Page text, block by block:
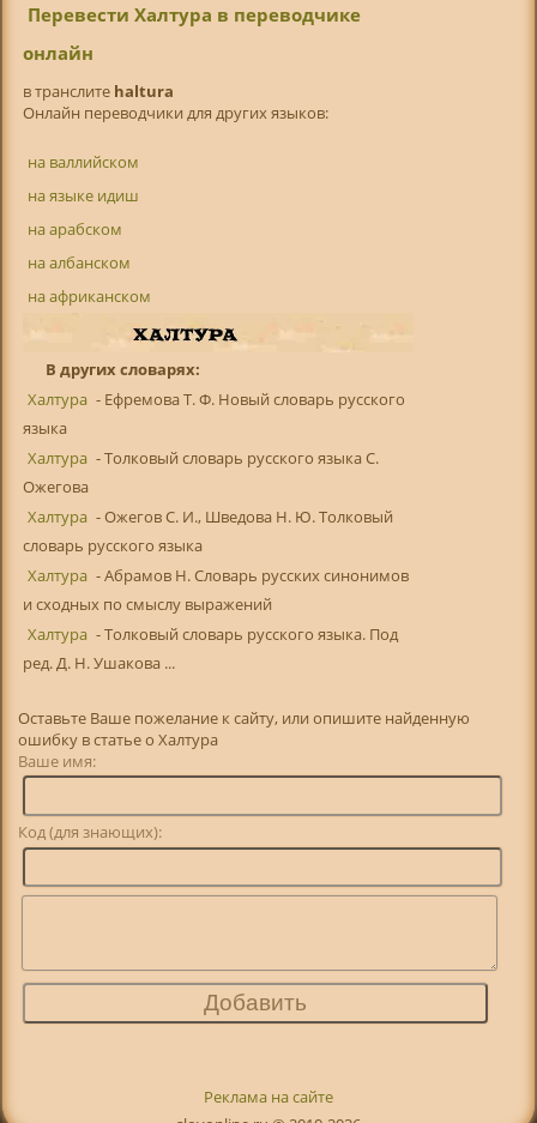
Перевести Халтура в переводчике
онлайн
в транслитe haltura
Онлайн переводчики для других языков:
на валлийском
на языке идиш
на арабском
на албанском
на африканском
В других словарях:
Халтура - Ефремова Т. Ф. Новый словарь русского
языка
Халтура - Толковый словарь русского языка С.
Ожегова
Халтура - Ожегов С. И., Шведова Н. Ю. Толковый
словарь русского языка
Халтура - Абрамов Н. Словарь русских синонимов
и сходных по смыслу выражений
Халтура - Толковый словарь русского языка. Под
ред. Д. Н. Ушакова ...
Оставьте Ваше пожелание к сайту, или опишите найденную
ошибку в статье о Халтура
Ваше имя:
Код (для знающих):
Реклама на сайте